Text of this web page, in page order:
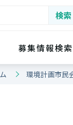
募集情報検索
環境計画市民